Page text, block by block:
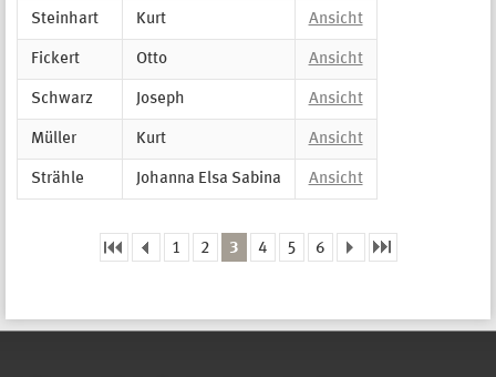
Steinhart Kurt Ansicht
Fickert Otto Ansicht
Schwarz Joseph Ansicht
Müller Kurt Ansicht
Strähle Johanna Elsa Sabina Ansicht
1 2 3 4 5 6